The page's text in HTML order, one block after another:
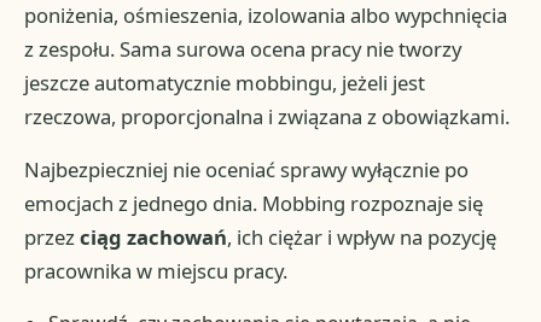
poniżenia, ośmieszenia, izolowania albo wypchnięcia
z zespołu. Sama surowa ocena pracy nie tworzy
jeszcze automatycznie mobbingu, jeżeli jest
rzeczowa, proporcjonalna i związana z obowiązkami.
Najbezpieczniej nie oceniać sprawy wyłącznie po
emocjach z jednego dnia. Mobbing rozpoznaje się
przezciąg zachowań, ich ciężar i wpływ na pozycję
pracownika w miejscu pracy.